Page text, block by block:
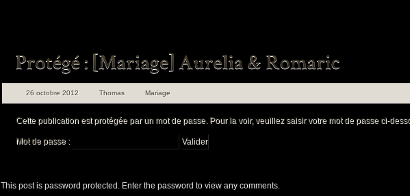
26 octobre 2012 Thomas Mariage
Cette publication est protégée par un mot de passe. Pour la voir, veuillez saisir votre mot de passe ci-
Mot de passe :
This post is password protected. Enter the password to view any comments.